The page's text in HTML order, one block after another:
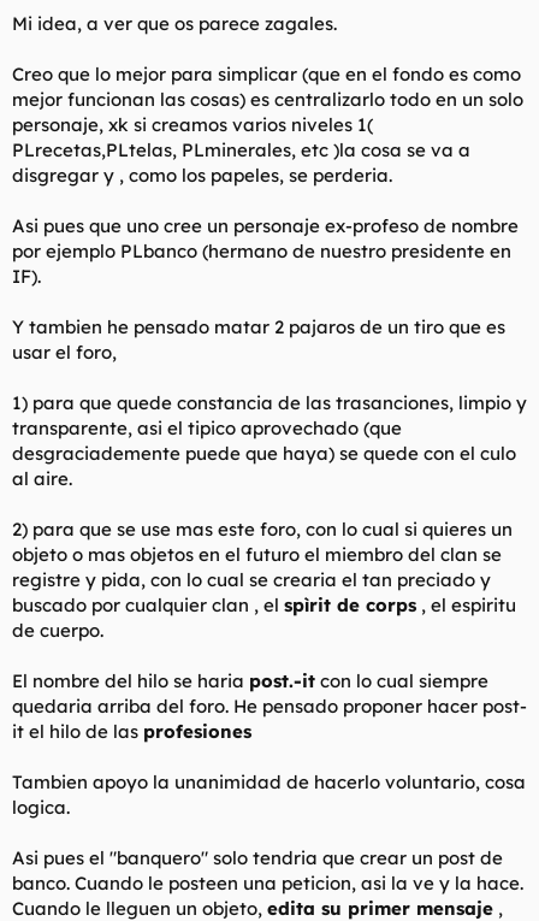
Mi idea, a ver que os parece zagales.
Creo que lo mejor para simplicar (que en el fondo es como
mejor funcionan las cosas) es centralizarlo todo en un solo
personaje, xk si creamos varios niveles 1(
PLrecetas,PLtelas, PLminerales, etc )la cosa se va a
disgregar y , como los papeles, se perderia.
Asi pues que uno cree un personaje ex-profeso de nombre
por ejemplo PLbanco (hermano de nuestro presidente en
IF).
Y tambien he pensado matar 2 pajaros de un tiro que es
usar el foro,
1) para que quede constancia de las trasanciones, limpio y
transparente, asi el tipico aprovechado (que
desgraciademente puede que haya) se quede con el culo
al aire.
2) para que se use mas este foro, con lo cual si quieres un
objeto o mas objetos en el futuro el miembro del clan se
registre y pida, con lo cual se crearia el tan preciado y
buscado por cualquier clan , el spìrit de corps , el espiritu
de cuerpo.
El nombre del hilo se haria post.-it con lo cual siempre
quedaria arriba del foro. He pensado proponer hacer post-
it el hilo de las profesiones
Tambien apoyo la unanimidad de hacerlo voluntario, cosa
logica.
Asi pues el "banquero" solo tendria que crear un post de
banco. Cuando le posteen una peticion, asi la ve y la hace.
Cuando le lleguen un objeto, edita su primer mensaje ,